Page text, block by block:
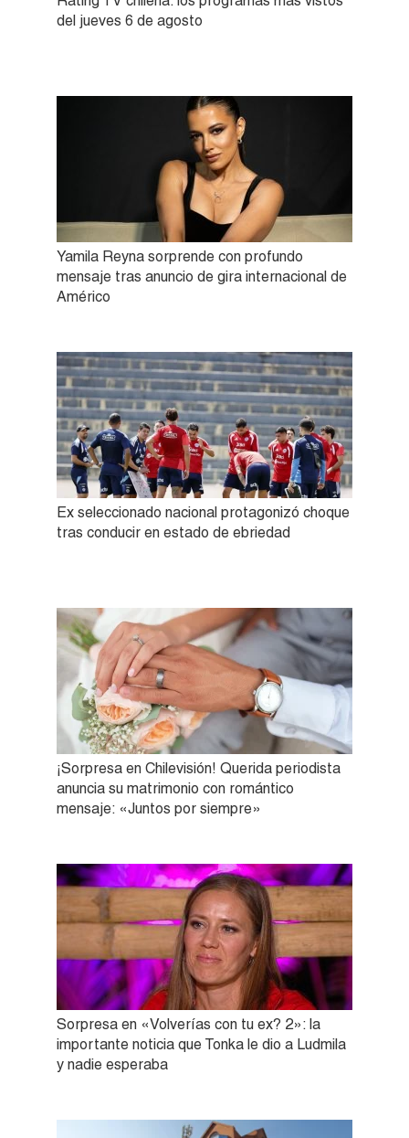
del jueves 6 de agosto
Yamila Reyna sorprende con profundo
mensaje tras anuncio de gira internacional de
Américo
Ex seleccionado nacional protagonizó choque
tras conducir en estado de ebriedad
¡Sorpresa en Chilevisión! Querida periodista
anuncia su matrimonio con romántico
mensaje: «Juntos por siempre»
Sorpresa en «Volverías con tu ex? 2»: la
importante noticia que Tonka le dio a Ludmila
y nadie esperaba